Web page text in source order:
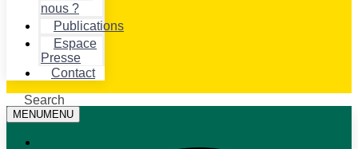
nous ?
Publications
Espace
Presse
Contact
Search
MENUMENU